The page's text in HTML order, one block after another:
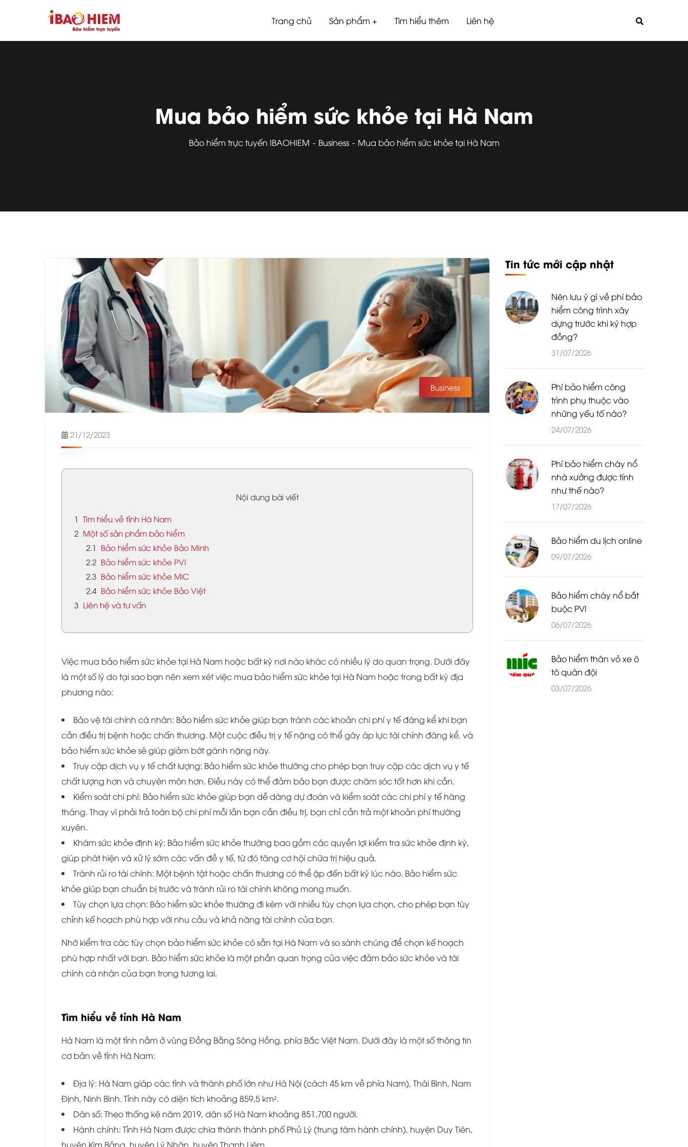
Trang chủ Sản phẩm Tìm hiểu thêm Liên hệ
Mua bảo hiểm sức khỏe tại Hà Nam
Bảo hiểm trực tuyến IBAOHIEM Business Mua bảo hiểm sức khỏe tại Hà Nam
Business
21/12/2023
Nội dung bài viết
1 Tìm hiểu về tỉnh Hà Nam
2 Một số sản phẩm bảo hiểm
2.1
Bảo hiểm sức khỏe Bảo Minh
2.2 Bảo hiểm sức khỏe PVI
2.3 Bảo hiểm sức khỏe MIC
2.4 Bảo hiểm sức khỏe Bảo Việt
3 Liên hệ và tư vấn
Việc mua bảo hiểm sức khỏe tại Hà Nam hoặc bất kỳ nơi nào khác có nhiều lý do quan trọng. Dưới đây
là một số lý do tại sao bạn nên xem xét việc mua bảo hiểm sức khỏe tại Hà Nam hoặc trong bất kỳ địa
phương nào:
Bảo vệ tài chính cá nhân: Bảo hiểm sức khỏe giúp bạn tránh các khoản chi phí y tế đáng kể khi bạn
cần điều trị bệnh hoặc chấn thương. Một cuộc điều trị y tế nặng có thể gây áp lực tài chính đáng kể, và
bảo hiểm sức khỏe sẽ giúp giảm bớt gánh nặng này.
Truy cập dịch vụ y tế chất lượng: Bảo hiểm sức khỏe thường cho phép bạn truy cập các dịch vụ y tế
chất lượng hơn và chuyên môn hơn. Điều này có thể đảm bảo bạn được chăm sóc tốt hơn khi cần.
Kiểm soát chi phí: Bảo hiểm sức khỏe giúp bạn dễ dàng dự đoán và kiểm soát các chi phí y tế hàng
tháng. Thay vì phải trả toàn bộ chi phí mỗi lần bạn cần điều trị, bạn chỉ cần trả một khoản phí thường
xuyên.
Khám sức khỏe định kỳ: Bảo hiểm sức khỏe thường bao gồm các quyền lợi kiểm tra sức khỏe định kỳ,
giúp phát hiện và xử lý sớm các vấn đề y tế, từ đó tăng cơ hội chữa trị hiệu quả.
Tránh rủi ro tài chính: Một bệnh tật hoặc chấn thương có thể ập đến bất kỳ lúc nào. Bảo hiểm sức
khỏe giúp bạn chuẩn bị trước và tránh rủi ro tài chính không mong muốn.
Tùy chọn lựa chọn: Bảo hiểm sức khỏe thường đi kèm với nhiều tùy chọn lựa chọn, cho phép bạn tùy
chỉnh kế hoạch phù hợp với nhu cầu và khả năng tài chính của bạn.
Nhớ kiểm tra các tùy chọn bảo hiểm sức khỏe có sẵn tại Hà Nam và so sánh chúng để chọn kế hoạch
phù hợp nhất với bạn. Bảo hiểm sức khỏe là một phần quan trọng của việc đảm bảo sức khỏe và tài
chính cá nhân của bạn trong tương lai.
Tìm hiểu về tỉnh Hà Nam
Hà Nam là một tỉnh nằm ở vùng Đồng Bằng Sông Hồng, phía Bắc Việt Nam. Dưới đây là một số thông tin
cơ bản về tỉnh Hà Nam:
Địa lý: Hà Nam giáp các tỉnh và thành phố lớn như Hà Nội (cách 45 km về phía Nam), Thái Bình, Nam
Định, Ninh Bình. Tỉnh này có diện tích khoảng 859,5 km².
Dân số: Theo thống kê năm 2019, dân số Hà Nam khoảng 851.700 người.
Hành chính: Tỉnh Hà Nam được chia thành thành phố Phủ Lý (trung tâm hành chính), huyện Duy Tiên,
huyện Kim Bảng, huyện Lý Nhân, huyện Thanh Liêm.
Tin tức mới cập nhật
Nên lưu ý gì về phí bảo
hiểm công trình xây
dựng trước khi ký hợp
đồng?
31/07/2026
Phí bảo hiểm công
trình phụ thuộc vào
những yếu tố nào?
24/07/2026
Phí bảo hiểm cháy nổ
nhà xưởng được tính
như thế nào?
17/07/2026
Bảo hiểm du lịch online
09/07/2026
Bảo hiểm cháy nổ bắt
buộc PVI
06/07/2026
Bảo hiểm thân vỏ xe ô
tô quân đội
03/07/2026